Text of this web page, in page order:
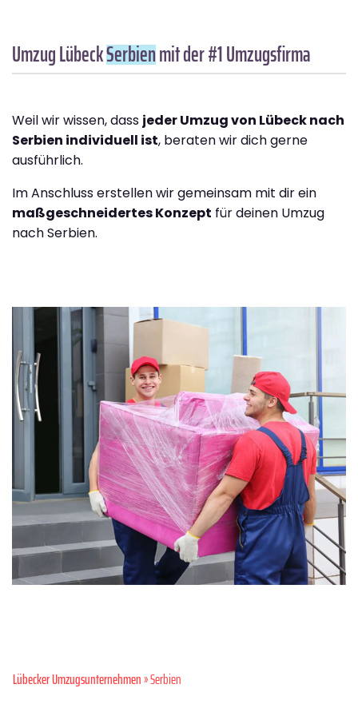
Umzug LübeckSerbienmit der #1 Umzugsfirma
Weil wir wissen, dass jeder Umzug von Lübeck nach
Serbien individuell ist, beraten wir dich gerne
ausführlich.
Im Anschluss erstellen wir gemeinsam mit dir ein
maßgeschneidertes Konzept für deinen Umzug
nach Serbien.
Lübecker Umzugsunternehmen» Serbien